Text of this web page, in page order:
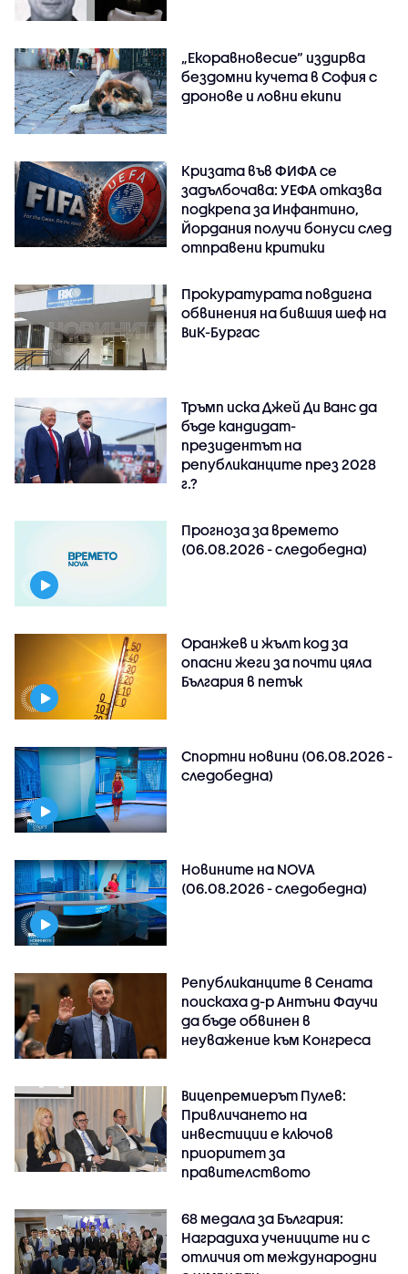
„Екоравновесие“ издирва
бездомни кучета в София с
дронове и ловни екипи
Кризата във ФИФА се
задълбочава: УЕФА отказва
подкрепа за Инфантино,
Йордания получи бонуси след
отправени критики
Прокуратурата повдигна
обвинения на бившия шеф на
ВиК-Бургас
Тръмп иска Джей Ди Ванс да
бъде кандидат-
президентът на
републиканците през 2028
г.?
Прогноза за времето
(06.08.2026 - следобедна)
Оранжев и жълт код за
опасни жеги за почти цяла
България в петък
Спортни новини (06.08.2026 -
следобедна)
Новините на NOVA
(06.08.2026 - следобедна)
Републиканците в Сената
поискаха д-р Антъни Фаучи
да бъде обвинен в
неуважение към Конгреса
Вицепремиерът Пулев:
Привличането на
инвестиции е ключов
приоритет за
правителството
68 медала за България:
Наградиха учениците ни с
отличия от международни